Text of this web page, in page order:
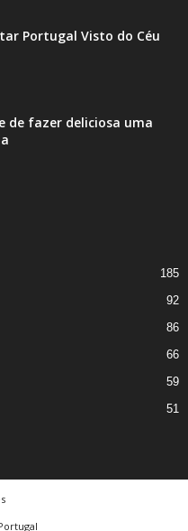
Portugal Visto do Céu
de fazer deliciosa uma
185
92
86
66
59
51